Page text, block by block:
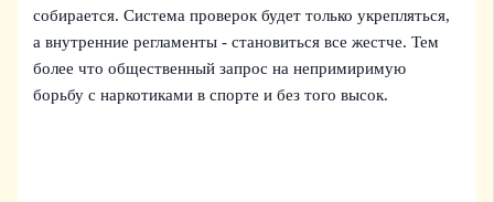
собирается. Система проверок будет только укрепляться,
а внутренние регламенты - становиться все жестче. Тем
более что общественный запрос на непримиримую
борьбу с наркотиками в спорте и без того высок.